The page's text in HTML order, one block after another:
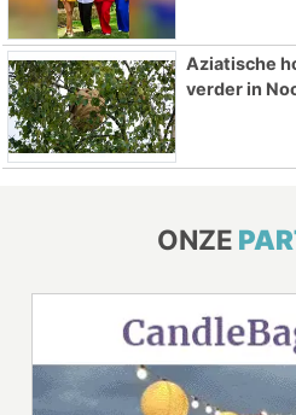
Aziatische
verder in
ONZE